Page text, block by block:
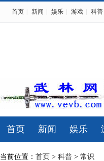
首页 新闻 娱乐 游戏 科普
首页 新闻 娱乐
当前位置： 首页 > 科普 > 常识